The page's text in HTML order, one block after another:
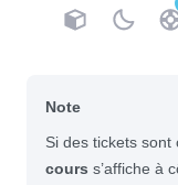
Note
Si des tickets sont
cours s’affiche à